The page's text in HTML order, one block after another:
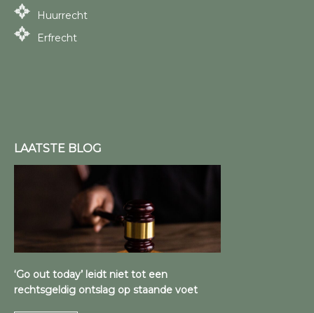
Huurrecht
Erfrecht
LAATSTE BLOG
‘Go out today’ leidt niet tot een
rechtsgeldig ontslag op staande voet